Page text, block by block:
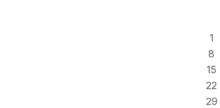
1
8
15
22
29